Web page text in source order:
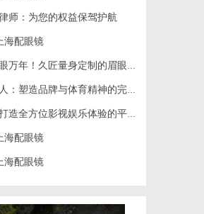
师：为您的权益保驾护航
海配眼镜
的眉眼唇，才是你整张脸的点睛之笔！淡颜系女生的气质加分项
塑造品牌与体育精神的完美结合
全方位影视娱乐体验的平台解析
海配眼镜
海配眼镜